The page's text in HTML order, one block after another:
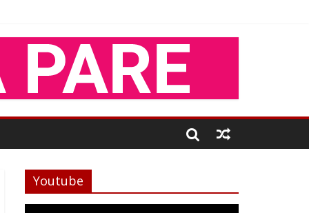
Youtube